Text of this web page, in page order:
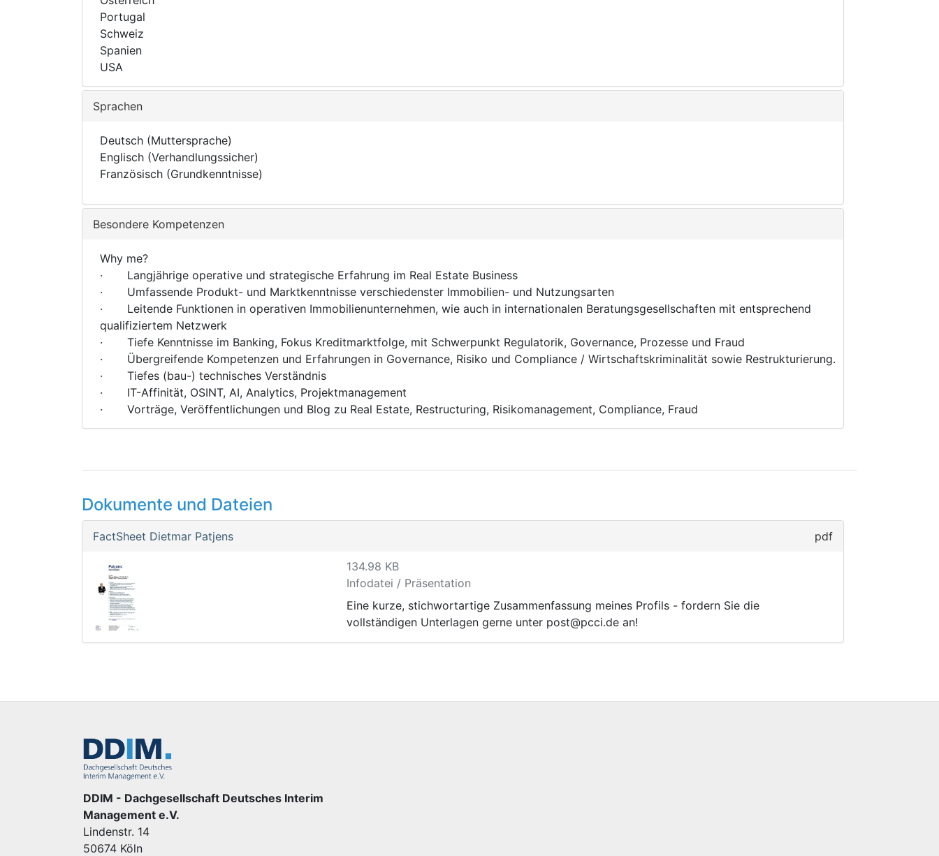
Portugal
Schweiz
Spanien
USA
Sprachen
Deutsch (Muttersprache)
Englisch (Verhandlungssicher)
Französisch (Grundkenntnisse)
Besondere Kompetenzen
Why me?
· Langjährige operative und strategische Erfahrung im Real Estate Business
· Umfassende Produkt- und Marktkenntnisse verschiedenster Immobilien- und Nutzungsarten
· Leitende Funktionen in operativen Immobilienunternehmen, wie auch in internationalen Beratungsgesellschaften mit entsprechend
qualifiziertem Netzwerk
· Tiefe Kenntnisse im Banking, Fokus Kreditmarktfolge, mit Schwerpunkt Regulatorik, Governance, Prozesse und Fraud
· Übergreifende Kompetenzen und Erfahrungen in Governance, Risiko und Compliance / Wirtschaftskriminalität sowie Restrukturierung.
· Tiefes (bau-) technisches Verständnis
· IT-Affinität, OSINT, AI, Analytics, Projektmanagement
· Vorträge, Veröffentlichungen und Blog zu Real Estate, Restructuring, Risikomanagement, Compliance, Fraud
Dokumente und Dateien
FactSheet Dietmar Patjens pdf
134.98 KB
Infodatei / Präsentation
Eine kurze, stichwortartige Zusammenfassung meines Profils - fordern Sie die
vollständigen Unterlagen gerne unter post@pcci.de an!
DDIM - Dachgesellschaft Deutsches Interim
Management e.V.
Lindenstr. 14
50674 Köln